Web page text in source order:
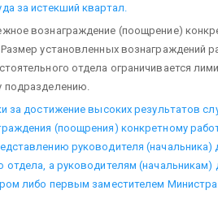
за истекший квартал.
вознаграждение (поощрение)
установленных вознаграждений
отдела ограничивается
подразделению.
за достижение высоких результатов
(поощрения) конкретному
руководителя (начальника)
отдела, а руководителям (начальникам)
либо первым заместителем Министра.